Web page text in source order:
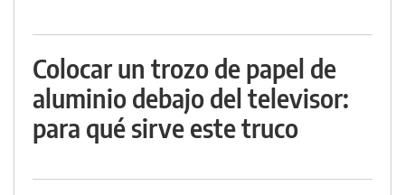
Colocar un trozo de papel de
aluminio debajo del televisor:
para qué sirve este truco